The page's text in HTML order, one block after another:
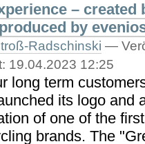
– created
by
Radschinski —
19.04.2023 12:25
long term
its logo and
of one of the
brands. The